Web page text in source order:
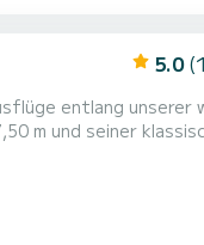
5.0
entlang unserer
m und seiner
Liegefläche für
seine hohen Reling.